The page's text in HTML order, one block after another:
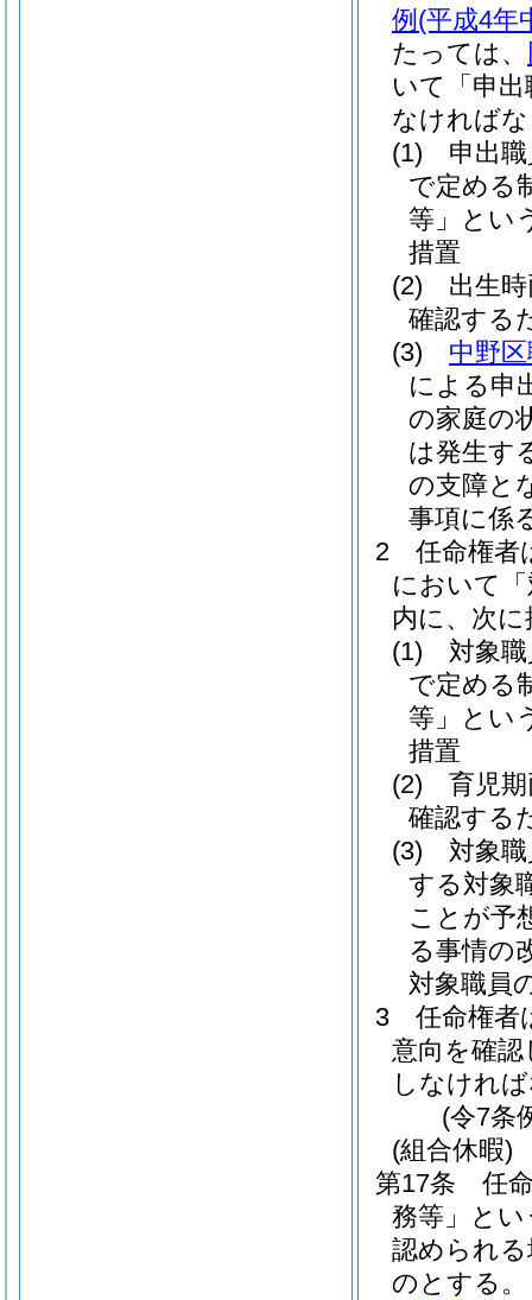
例 (平成4年
たっては、
いて「申
なければ
(1)
申出
で定める
等」とい
措置
(2)
出生
確認する
(3)
中野
による申
の家庭の
は発生す
の支障と
事項に係
2
任命権者
において
内に、次
(1)
対象
で定める
等」とい
措置
(2)
育児
確認する
(3)
対象
する対象
ことが予
る事情の
対象職員
3
任命権者
意向を確
しなけれ
(令7条
(組合休暇)
第17条
任
務等」とい
認められ
のとする。